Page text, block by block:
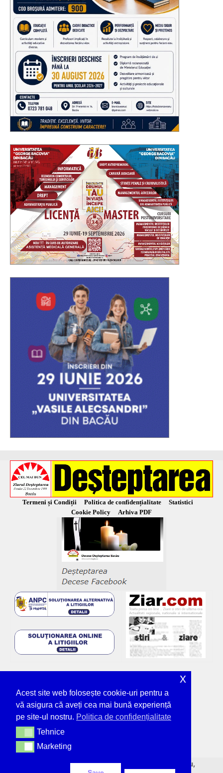
Termeni și Condiții Politica de confidențialitate
Statistici
Cookie Policy
Arhiva PDF
© Deșteptarea - unicul ziar tipărit din Bacău,
Acest site web folosește cookie-uri pentru a
vă asigura că aveți cea mai bună experiență
pe site-ul nostru. Politica de confidențialitate
TehniceTehnice
MarketingMarketing
x